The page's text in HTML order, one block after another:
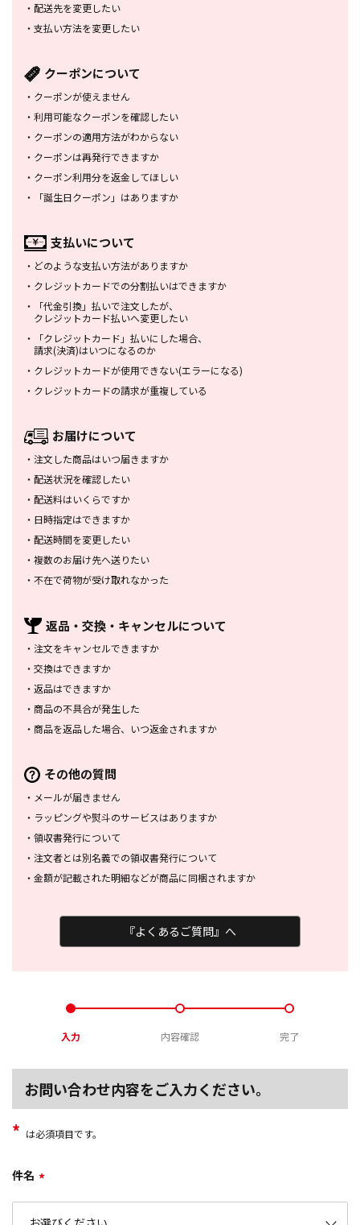
・ 配送先を変更したい
・ 支払い方法を変更したい
クーポンについて
・ クーポンが使えません
・ 利用可能なクーポンを確認したい
・ クーポンの適用方法がわからない
・ クーポンは再発行できますか
・ クーポン利用分を返金してほしい
・
「誕生日クーポン」はありますか
支払いについて
・ どのような支払い方法がありますか
・ クレジットカードでの分割払いはできますか
・
「代金引換」払いで注文したが、
クレジットカード払いへ変更したい
・
「クレジットカード」払いにした場合、
請求(決済)はいつになるのか
・ クレジットカードが使用できない(エラーになる)
・ クレジットカードの請求が重複している
お届けについて
・ 注文した商品はいつ届きますか
・ 配送状況を確認したい
・ 配送料はいくらですか
・ 日時指定はできますか
・ 配送時間を変更したい
・ 複数のお届け先へ送りたい
・ 不在で荷物が受け取れなかった
返品・交換・ キャンセルについて
・ 注文をキャンセルできますか
・ 交換はできますか
・ 返品はできますか
・ 商品の不具合が発生した
・ 商品を返品した場合、 いつ返金されますか
その他の質問
・ メールが届きません
・ ラッピングや熨斗のサービスはありますか
・ 領収書発行について
・ 注文者とは別名義での領収書発行について
・ 金額が記載された明細などが商品に同梱されますか
『よくあるご質問』へ
入力 内容確認 完了
お問い合わせ内容をご入力ください。
* は必須項目です。
件名 *